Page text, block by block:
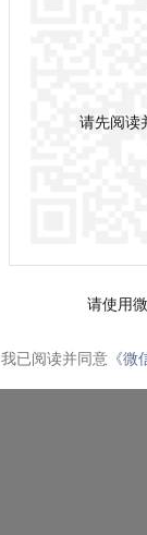
请先阅读
请使用
我已阅读并同意 《